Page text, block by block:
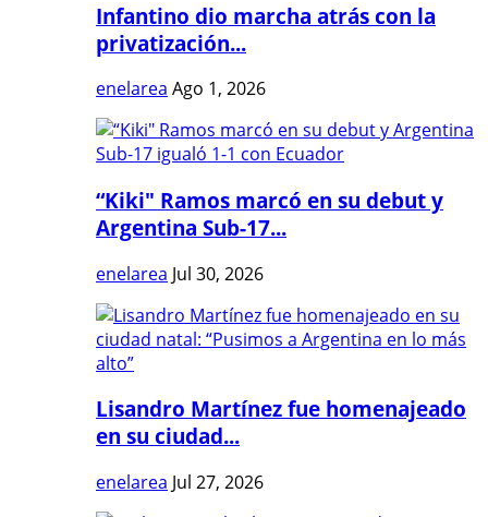
Infantino dio marcha atrás con la
privatización...
enelarea Ago 1, 2026
“Kiki" Ramos marcó en su debut y
Argentina Sub-17...
enelarea Jul 30, 2026
Lisandro Martínez fue homenajeado
en su ciudad...
enelarea Jul 27, 2026